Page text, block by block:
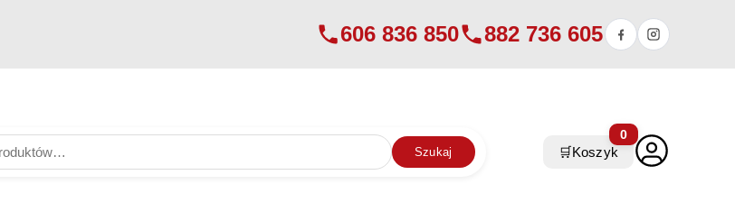
606 836 850 882 736 605
Szukaj 🛒Koszyk
0